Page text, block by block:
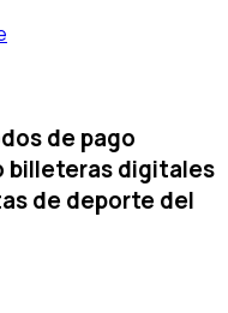
de pago
billeteras digitales
de deporte del